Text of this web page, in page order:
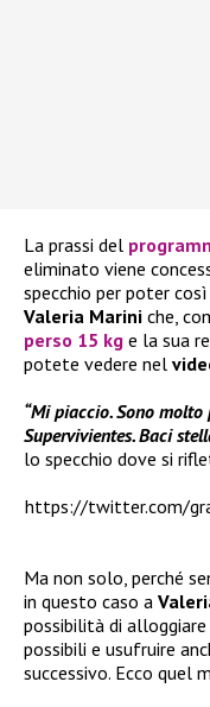
La prassi del
eliminato viene
specchio per poter
Valeria Marini che,
perso 15 kg e la sua
potete vedere nel
“Mi piaccio. Sono
Supervivientes. Baci
lo specchio dove si
https://twitter.com/
Ma non solo, perché
in questo caso a
possibilità di
possibili e usufruire
successivo. Ecco quel